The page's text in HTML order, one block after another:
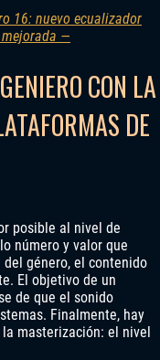
16: nuevo ecualizador
—
CON LA
DE
posible al nivel de
número y valor que
del género, el contenido
El objetivo de un
de que el sonido
Finalmente, hay
masterización: el nivel